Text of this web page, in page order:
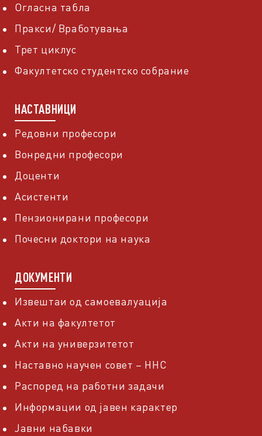
Огласна табла
Пракси/ Вработувања
Трет циклус
Факултетско студентско собрание
НАСТАВНИЦИ
Редовни професори
Вонредни професори
Доценти
Асистенти
Пензионирани професори
Почесни доктори на наука
ДОКУМЕНТИ
Извештаи од самоевалуација
Акти на факултетот
Акти на универзитетот
Наставно научен совет – ННС
Распоред на работни задачи
Информации од јавен карактер
Јавни набавки